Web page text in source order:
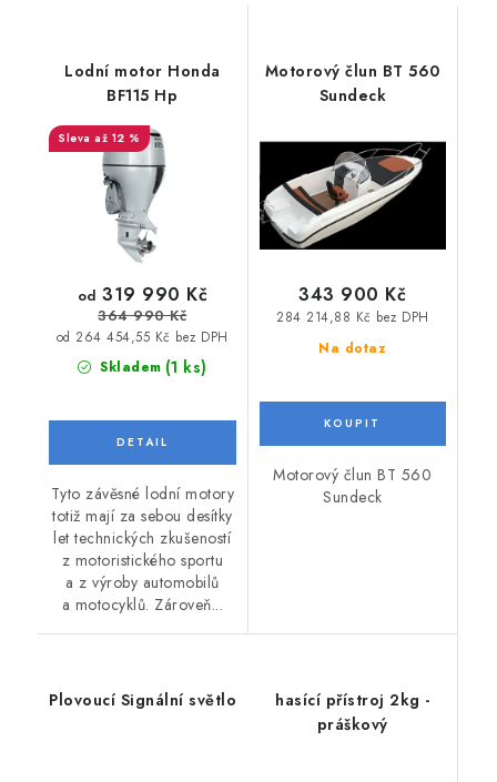
Lodní motor Honda
BF115 Hp
až 12 %
Skladem (1 ks)
od 264 454,55 Kč bez DPH
od 319 990 Kč
364 990 Kč
Tyto závěsné lodní motory
totiž mají za sebou desítky
let technických zkušeností
z motoristického sportu
a z výroby automobilů
a motocyklů. Zároveň...
Motorový člun BT 560
Sundeck
Na dotaz
284 214,88 Kč bez DPH
343 900 Kč
Motorový člun BT 560
Sundeck
Plovoucí Signální světlo
hasící přístroj 2kg -
práškový